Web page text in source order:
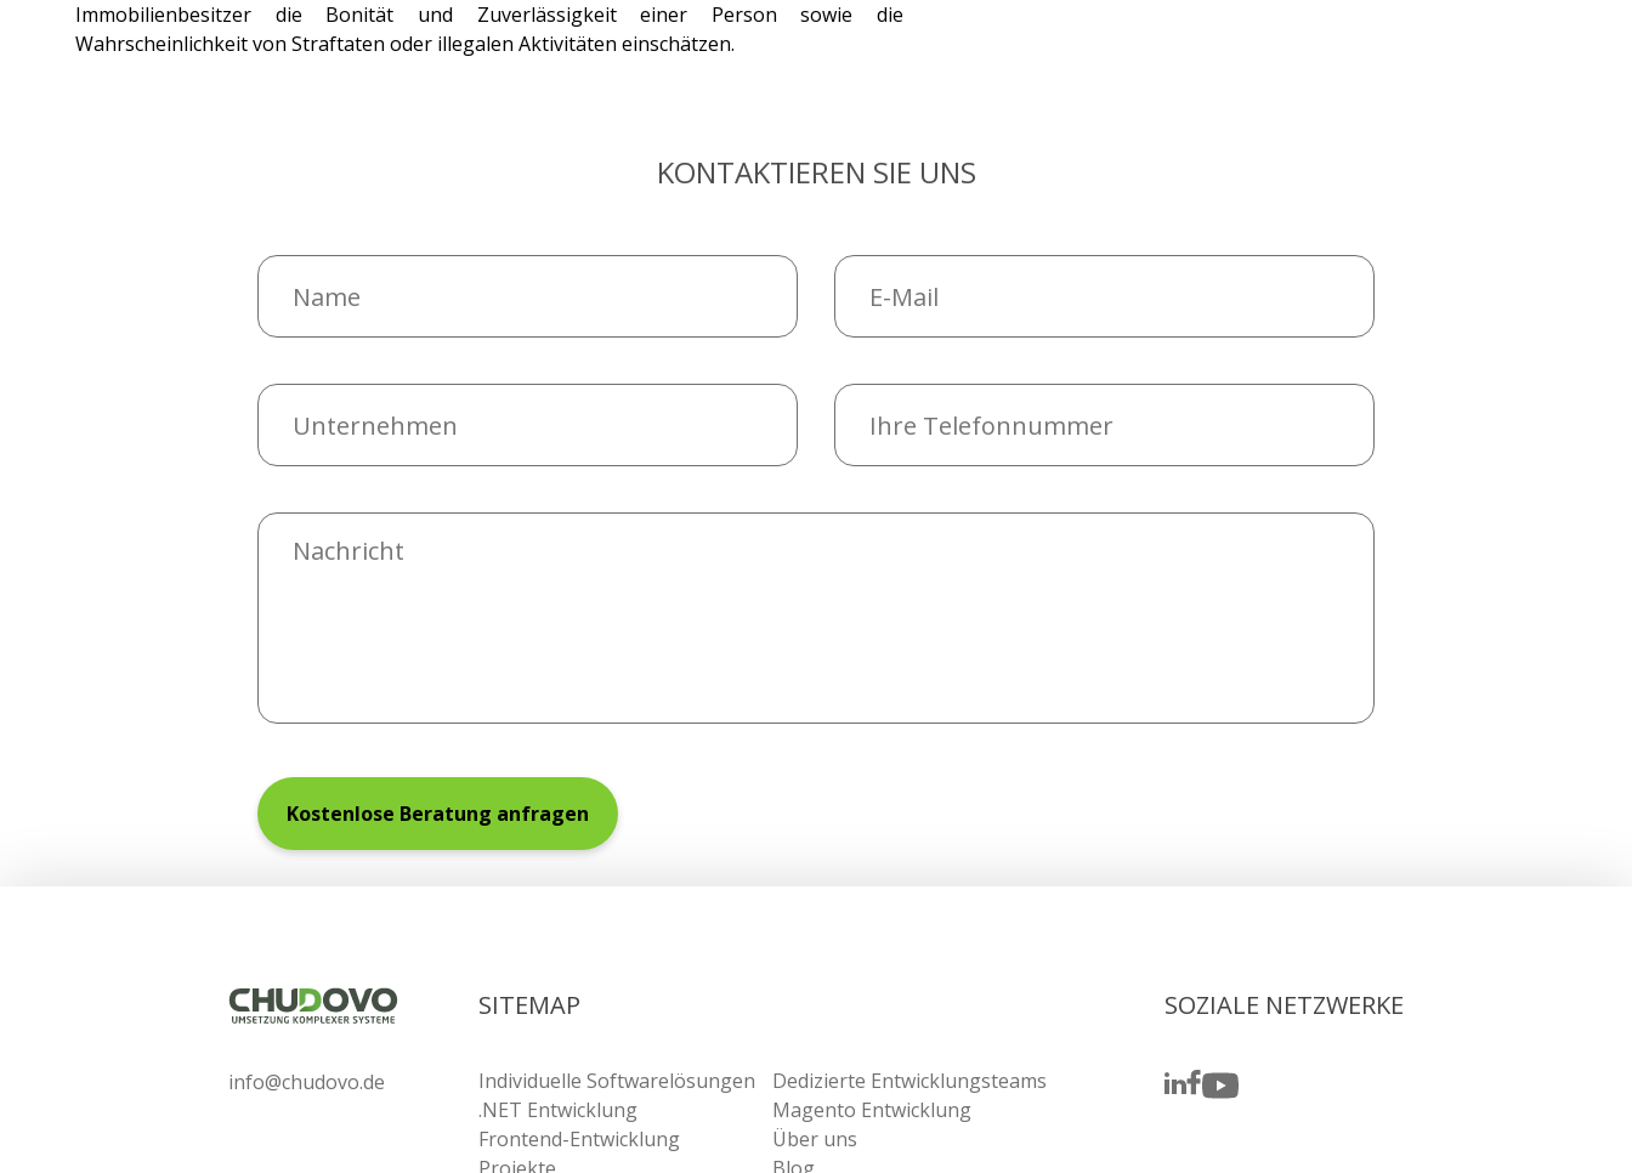
Immobilienbesitzer die Bonität und Zuverlässigkeit einer Person sowie die
Wahrscheinlichkeit von Straftaten oder illegalen Aktivitäten einschätzen.
KONTAKTIEREN SIE UNS
info@chudovo.de
SITEMAP
Individuelle Softwarelösungen
Dedizierte Entwicklungsteams
.NET Entwicklung
Magento Entwicklung
Frontend-Entwicklung
Über uns
SOZIALE NETZWERKE